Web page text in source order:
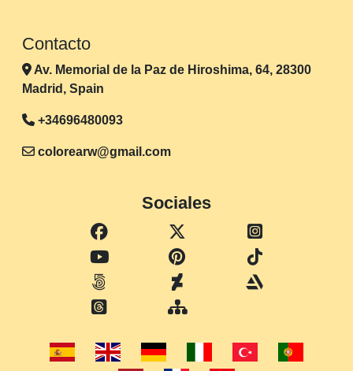
Contacto
Av. Memorial de la Paz de Hiroshima, 64, 28300
Madrid, Spain
+34696480093
colorearw@gmail.com
Sociales